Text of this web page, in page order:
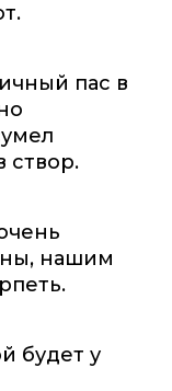
пас в
створ.
нашим
будет у